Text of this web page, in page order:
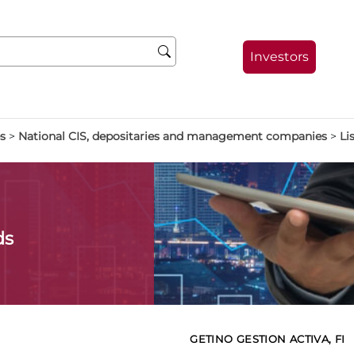
Investors
> National CIS, depositaries and management companies >
GETINO GESTION ACTIVA, FI